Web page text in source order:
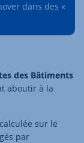
dans des «
des Bâtiments
aboutir à la
sur le
par